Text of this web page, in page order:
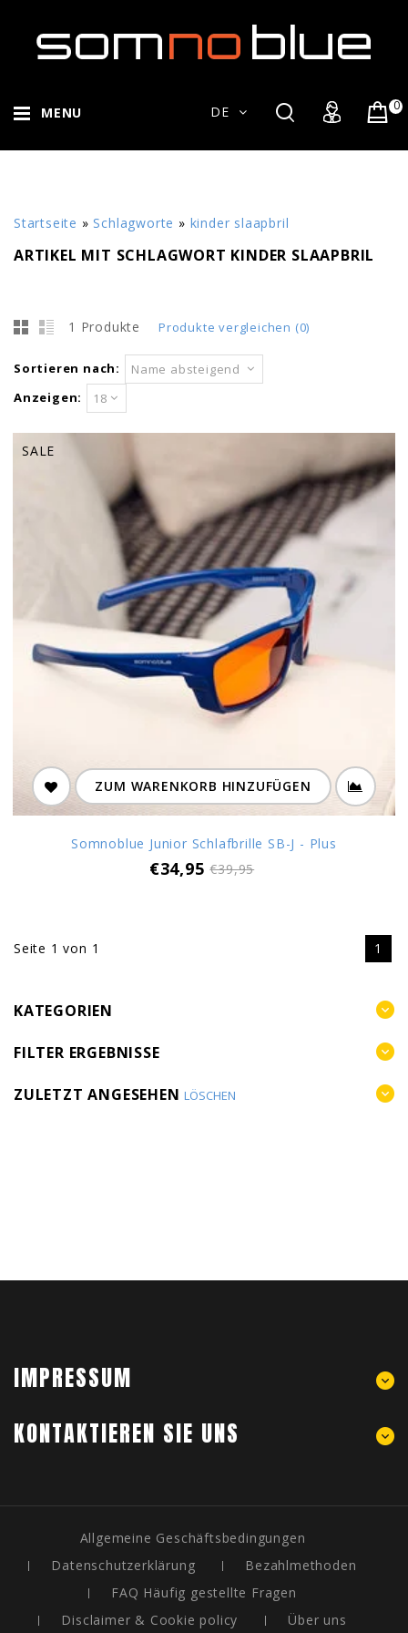
MENU 0
DE
Startseite » Schlagworte » kinder slaapbril
ARTIKEL MIT SCHLAGWORT KINDER SLAAPBRIL
1 Produkte Produkte vergleichen (0)
Sortieren nach:
Name absteigend
Anzeigen:
18
ZUM WARENKORB HINZUFÜGEN
Somnoblue Junior Schlafbrille SB-J - Plus
€34,95€39,95
SALE
Seite 1 von 1 1
KATEGORIEN
FILTER ERGEBNISSE
ZULETZT ANGESEHENLÖSCHEN
IMPRESSUM
KONTAKTIEREN SIE UNS
Allgemeine Geschäftsbedingungen
Datenschutzerklärung
Bezahlmethoden
FAQ Häufig gestellte Fragen
Disclaimer & Cookie policy
Über uns